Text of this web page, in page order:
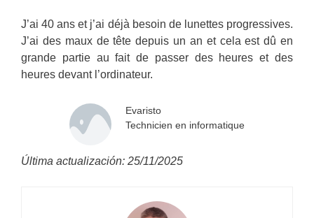
J’ai 40 ans et j’ai déjà besoin de lunettes progressives.
J’ai des maux de tête depuis un an et cela est dû en
grande partie au fait de passer des heures et des
heures devant l’ordinateur.
Evaristo
Technicien en informatique
Última actualización: 25/11/2025